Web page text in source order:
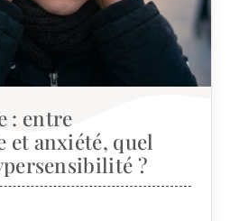
: entre
et anxiété, quel
?